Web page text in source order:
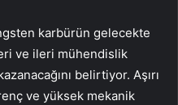
karbürün gelecekte
ve ileri mühendislik
belirtiyor. Aşırı
ve yüksek mekanik